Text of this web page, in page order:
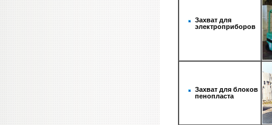
Захват для
электроприборов
Захват для блоков
пенопласта